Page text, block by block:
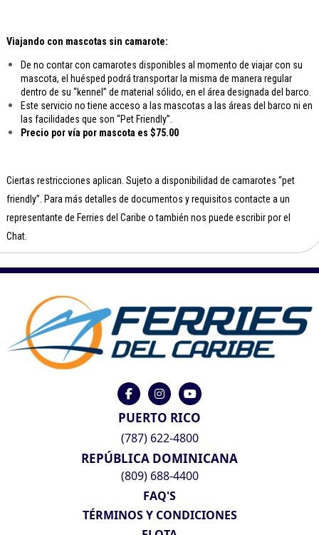
Viajando con mascotas sin camarote:
De no contar con camarotes disponibles al momento de viajar con su
mascota, el huésped podrá transportar la misma de manera regular
dentro de su “kennel” de material sólido, en el área designada del barco.
Este servicio no tiene acceso a las mascotas a las áreas del barco ni en
las facilidades que son “Pet Friendly”.
Precio por vía por mascota es $75.00
Ciertas restricciones aplican. Sujeto a disponibilidad de camarotes “pet
friendly”. Para más detalles de documentos y requisitos contacte a un
representante de Ferries del Caribe o también nos puede escribir por el
Chat.
PUERTO RICO
(787) 622-4800
REPÚBLICA DOMINICANA
(809) 688-4400
FAQ'S
TÉRMINOS Y CONDICIONES